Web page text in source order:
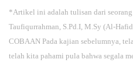
*Artikel ini adalah tulisan dari
Taufiqurrahman, S.Pd.I, M.Sy (Al-
COBAAN Pada kajian sebelumnya,
telah kita pahami pula bahwa segala